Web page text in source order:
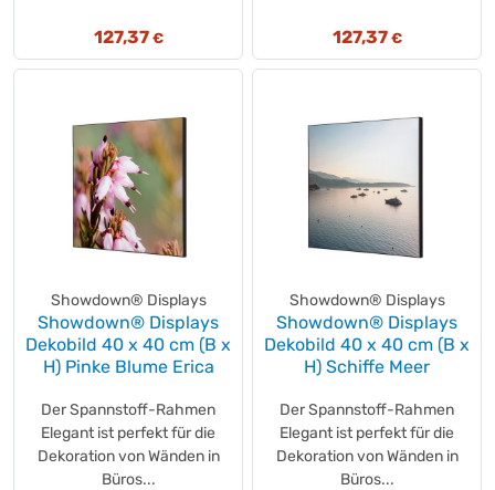
Schogetten(+6)
SCHOTT ZWIESEL(+68)
Scotch-Brite(TM)(+6)
Scott®(+32)
Secolan(+4)
SEEBERGER(+18)
Segafredo Zanetti
Seltmann Weiden(+1)
Seni(+1)
Senseo®(+4)
Sensilind
SEVERIN(+66)
share(+5)
Sidolin(+3)
127,37€ 127,37€
Showdown® Displays
Showdown® Displays
Dekobild 40 x 40 cm (B x
H) Pinke Blume Erica
Der Spannstoff-Rahmen
Elegant ist perfekt für die
Dekoration von Wänden in
Büros...
Showdown® Displays
Showdown® Displays
Dekobild 40 x 40 cm (B x
H) Schiffe Meer
Der Spannstoff-Rahmen
Elegant ist perfekt für die
Dekoration von Wänden in
Büros...